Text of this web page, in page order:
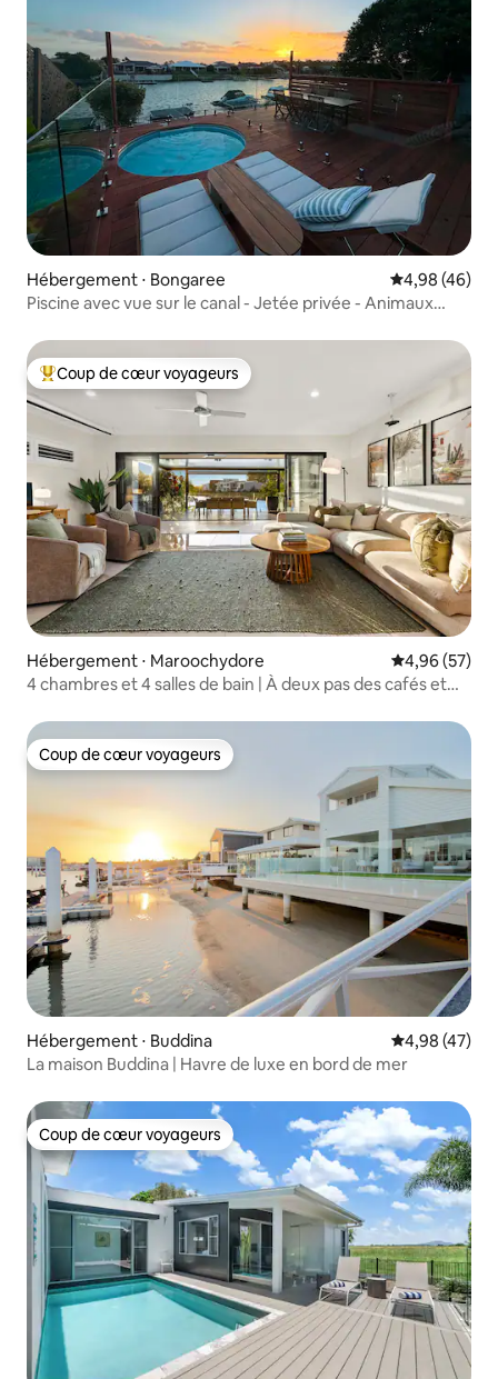
Hébergement ⋅ Bongaree Évaluation
4,98 (46)
Piscine avec vue sur le canal - Jetée privée - Animaux
Coups de cœur voyageurs les plus appréciés
Coup de cœur voyageurs
Hébergement ⋅ Maroochydore Évaluation
4,96 (57)
4 chambres et 4 salles de bain | À deux pas des cafés et
Coup de cœur voyageurs
Coup de cœur voyageurs
Hébergement ⋅ Buddina Évaluation
4,98 (47)
La maison Buddina | Havre de luxe en bord de mer
Coup de cœur voyageurs
Coup de cœur voyageurs